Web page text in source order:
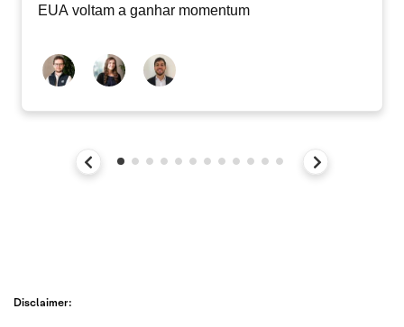
EUA voltam a ganhar momentum
Disclaimer: